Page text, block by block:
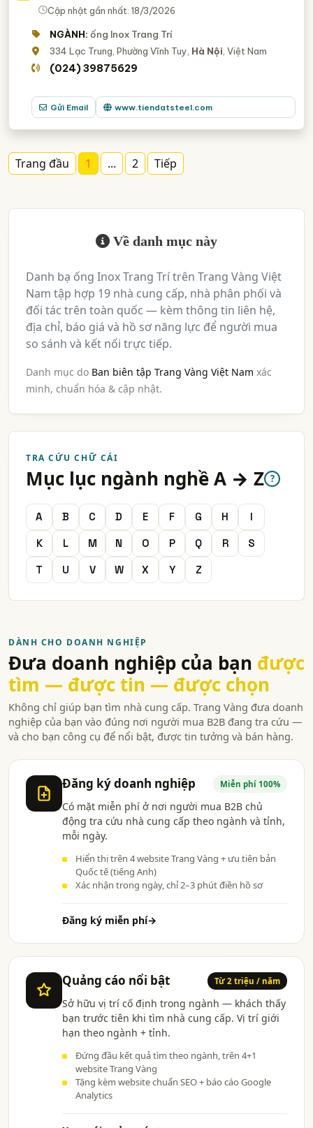
Cập nhật gần nhất: 18/3/2026
NGÀNH: ống Inox Trang Trí
334 Lạc Trung, Phường Vĩnh Tuy, Hà Nội , Việt Nam
(024) 39875629
Gửi Email www.tiendatsteel.com
Trang đầu 1 ... 2 Tiếp
Về danh mục này
Danh bạ ống Inox Trang Trí trên Trang Vàng Việt
Nam tập hợp 19 nhà cung cấp, nhà phân phối và
đối tác trên toàn quốc — kèm thông tin liên hệ,
địa chỉ, báo giá và hồ sơ năng lực để người mua
so sánh và kết nối trực tiếp.
Danh mục do Ban biên tập Trang Vàng Việt Nam xác
minh, chuẩn hóa & cập nhật.
TRA CỨU CHỮ CÁI
Mục lục ngành nghề A → Z ?
A B C D E F G H
I
K
L M N O P Q R
S
T
U V W X Y Z
DÀNH CHO DOANH NGHIỆP
Đưa doanh nghiệp của bạn được
tìm — được tin — được chọn
Không chỉ giúp bạn tìm nhà cung cấp. Trang Vàng đưa doanh
nghiệp của bạn vào đúng nơi người mua B2B đang tra cứu —
và cho bạn công cụ để nổi bật, được tin tưởng và bán hàng.
Đăng ký doanh nghiệp Miễn phí 100%
Có mặt miễn phí ở nơi người mua B2B chủ
động tra cứu nhà cung cấp theo ngành và tỉnh,
mỗi ngày.
Hiển thị trên 4 website Trang Vàng + ưu tiên bản
Quốc tế (tiếng Anh)
Xác nhận trong ngày, chỉ 2–3 phút điền hồ sơ
Đăng ký miễn phí→
Quảng cáo nổi bật Từ 2 triệu / năm
Sở hữu vị trí cố định trong ngành — khách thấy
bạn trước tiên khi tìm nhà cung cấp. Vị trí giới
hạn theo ngành + tỉnh.
Đứng đầu kết quả tìm theo ngành, trên 4+1
website Trang Vàng
Tặng kèm website chuẩn SEO + báo cáo Google
Analytics